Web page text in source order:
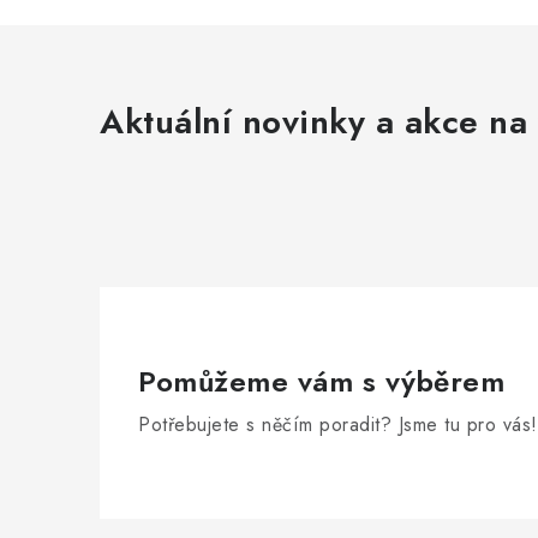
Aktuální novinky a akce na
Pomůžeme vám s výběrem
Potřebujete s něčím poradit? Jsme tu pro vás!